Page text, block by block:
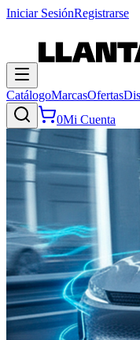
Iniciar SesiónRegistrarse
CatálogoMarcasOfertas
0Mi Cuenta